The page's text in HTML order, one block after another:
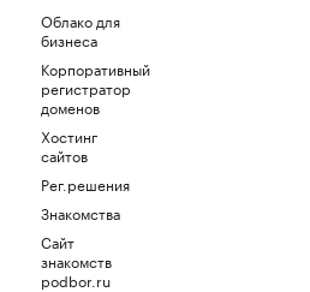
Облако для
бизнеса
Корпоративный
регистратор
доменов
Хостинг
сайтов
Рег.решения
Знакомства
Сайт
знакомств
podbor.ru